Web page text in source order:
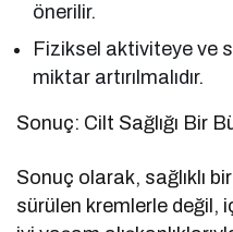
önerilir.
Fiziksel aktiviteye ve
miktar artırılmalıdır.
Sonuç: Cilt Sağlığı Bir
Sonuç olarak, sağlıklı
sürülen kremlerle değil,